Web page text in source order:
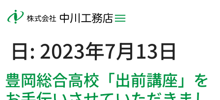
日: 2023年7月13日
豊岡総合高校「出前講座」を